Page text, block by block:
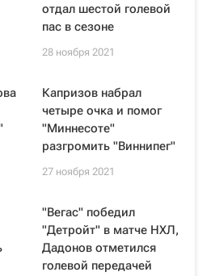
отдал шестой голевой
пас в сезоне
28 ноября 2021
Капризов набрал
четыре очка и помог
"Миннесоте"
разгромить "Виннипег"
27 ноября 2021
"Вегас" победил
"Детройт" в матче НХЛ,
Дадонов отметился
голевой передачей